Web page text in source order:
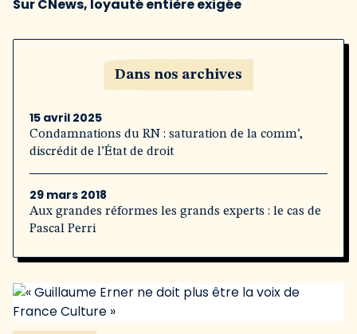
Sur CNews, loyauté entière exigée
Dans nos archives
15 avril 2025
Condamnations du RN : saturation de la comm’,
discrédit de l’État de droit
29 mars 2018
Aux grandes réformes les grands experts : le cas de
Pascal Perri